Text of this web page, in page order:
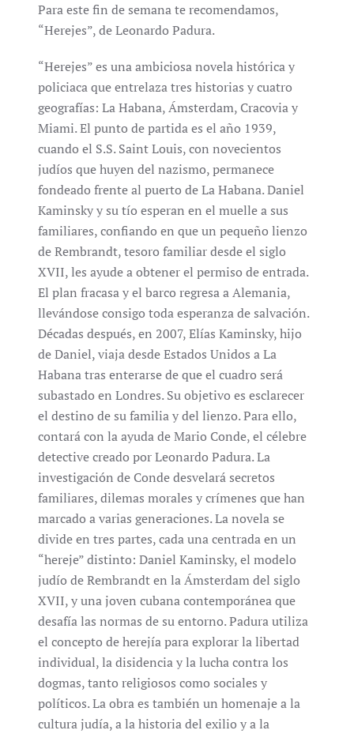
Para este fin de semana te recomendamos,
“Herejes”, de Leonardo Padura.
“Herejes” es una ambiciosa novela histórica y
policiaca que entrelaza tres historias y cuatro
geografías: La Habana, Ámsterdam, Cracovia y
Miami. El punto de partida es el año 1939,
cuando el S.S. Saint Louis, con novecientos
judíos que huyen del nazismo, permanece
fondeado frente al puerto de La Habana. Daniel
Kaminsky y su tío esperan en el muelle a sus
familiares, confiando en que un pequeño lienzo
de Rembrandt, tesoro familiar desde el siglo
XVII, les ayude a obtener el permiso de entrada.
El plan fracasa y el barco regresa a Alemania,
llevándose consigo toda esperanza de salvación.
Décadas después, en 2007, Elías Kaminsky, hijo
de Daniel, viaja desde Estados Unidos a La
Habana tras enterarse de que el cuadro será
subastado en Londres. Su objetivo es esclarecer
el destino de su familia y del lienzo. Para ello,
contará con la ayuda de Mario Conde, el célebre
detective creado por Leonardo Padura. La
investigación de Conde desvelará secretos
familiares, dilemas morales y crímenes que han
marcado a varias generaciones. La novela se
divide en tres partes, cada una centrada en un
“hereje” distinto: Daniel Kaminsky, el modelo
judío de Rembrandt en la Ámsterdam del siglo
XVII, y una joven cubana contemporánea que
desafía las normas de su entorno. Padura utiliza
el concepto de herejía para explorar la libertad
individual, la disidencia y la lucha contra los
dogmas, tanto religiosos como sociales y
políticos. La obra es también un homenaje a la
cultura judía, a la historia del exilio y a la